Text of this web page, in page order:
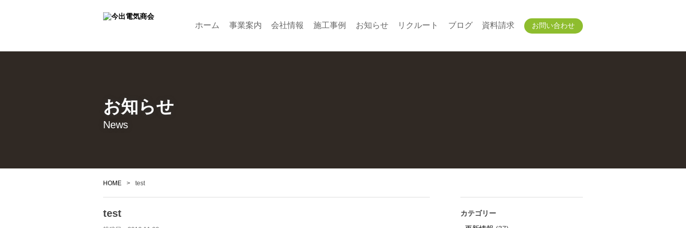
ホーム 事業案内 会社情報 施工事例 お知らせ リクルート ブログ 資料請求 お問い合わせ
お知らせ
News
HOME > test
test
カテゴリー